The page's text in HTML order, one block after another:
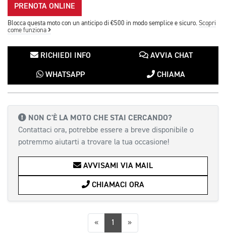
PRENOTA ONLINE
Blocca questa moto con un anticipo di €500 in modo semplice e sicuro. Scopri
come funziona
RICHIEDI INFO AVVIA CHAT
WHATSAPP CHIAMA
NON C'È LA MOTO CHE STAI CERCANDO?
Contattaci ora, potrebbe essere a breve disponibile o
potremmo aiutarti a trovare la tua occasione!
AVVISAMI VIA MAIL
CHIAMACI ORA
«Precedente
1 »Successiva